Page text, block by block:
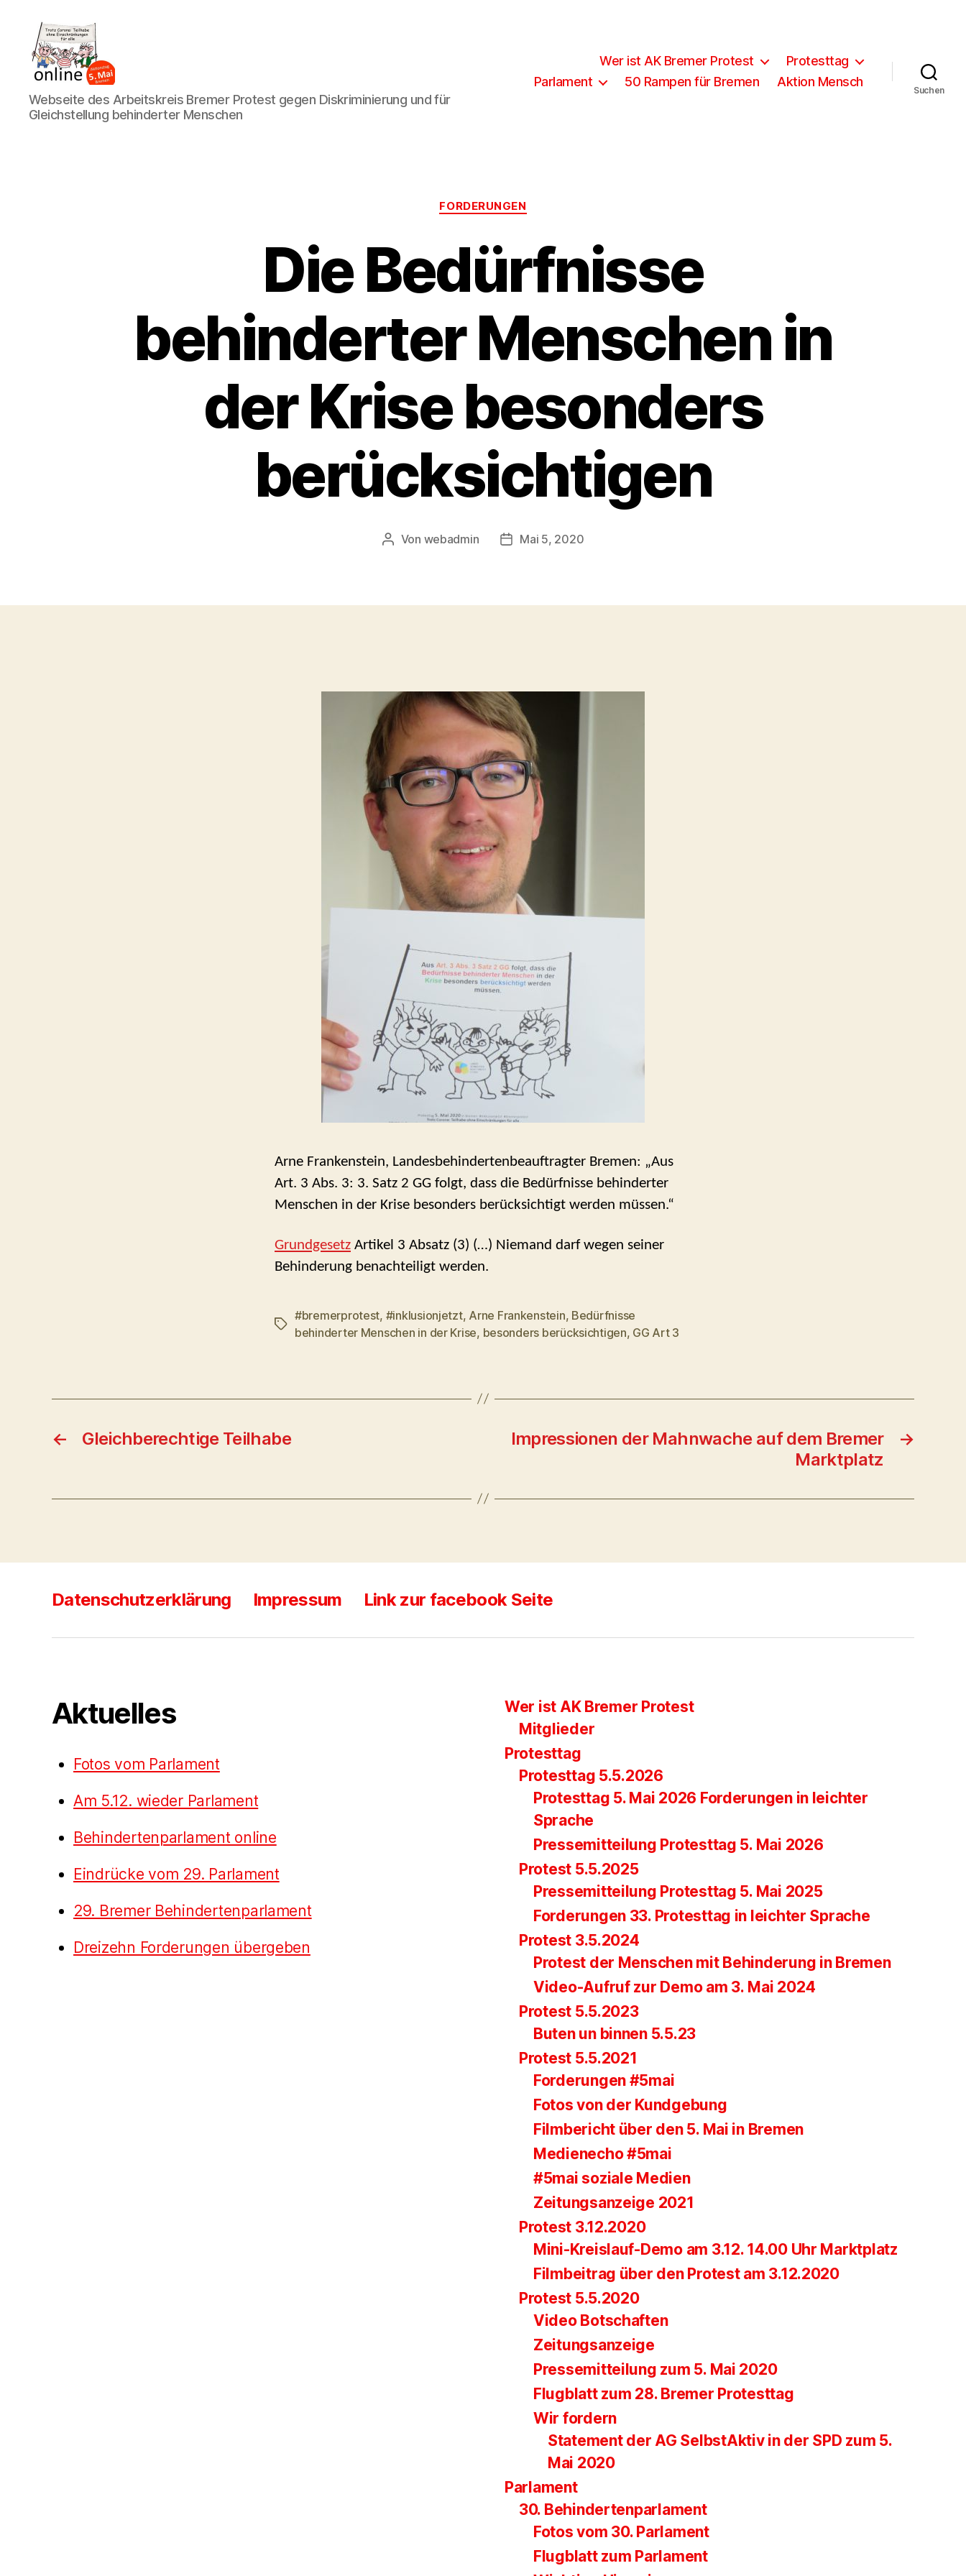
AK
Bremer
Protest
Webseite des Arbeitskreis Bremer Protest gegen Diskriminierung und für
Gleichstellung behinderter Menschen
Wer ist AK Bremer Protest
Protesttag
Parlament
50 Rampen für Bremen Aktion Mensch
Suchen
Kategorien
FORDERUNGEN
Die Bedürfnisse
behinderter Menschen in
der Krise besonders
berücksichtigen
Beitragsautor
Von webadmin Beitragsdatum
Mai 5, 2020
Arne Frankenstein, Landesbehindertenbeauftragter Bremen: „Aus
Art. 3 Abs. 3: 3. Satz 2 GG folgt, dass die Bedürfnisse behinderter
Menschen in der Krise besonders berücksichtigt werden müssen.“
Grundgesetz Artikel 3 Absatz (3) (…) Niemand darf wegen seiner
Behinderung benachteiligt werden.
Schlagwörter
#bremerprotest, #inklusionjetzt, Arne Frankenstein, Bedürfnisse
behinderter Menschen in der Krise, besonders berücksichtigen, GG Art 3
← Gleichberechtige Teilhabe →
Impressionen der Mahnwache auf dem Bremer
Marktplatz
Datenschutzerklärung Impressum Link zur facebook Seite
Aktuelles
Fotos vom Parlament
Am 5.12. wieder Parlament
Behindertenparlament online
Eindrücke vom 29. Parlament
29. Bremer Behindertenparlament
Dreizehn Forderungen übergeben
Wer ist AK Bremer Protest
Mitglieder
Protesttag
Protesttag 5.5.2026
Protesttag 5. Mai 2026 Forderungen in leichter
Sprache
Pressemitteilung Protesttag 5. Mai 2026
Protest 5.5.2025
Pressemitteilung Protesttag 5. Mai 2025
Forderungen 33. Protesttag in leichter Sprache
Protest 3.5.2024
Protest der Menschen mit Behinderung in Bremen
Video-Aufruf zur Demo am 3. Mai 2024
Protest 5.5.2023
Buten un binnen 5.5.23
Protest 5.5.2021
Forderungen #5mai
Fotos von der Kundgebung
Filmbericht über den 5. Mai in Bremen
Medienecho #5mai
#5mai soziale Medien
Zeitungsanzeige 2021
Protest 3.12.2020
Mini-Kreislauf-Demo am 3.12. 14.00 Uhr Marktplatz
Filmbeitrag über den Protest am 3.12.2020
Protest 5.5.2020
Video Botschaften
Zeitungsanzeige
Pressemitteilung zum 5. Mai 2020
Flugblatt zum 28. Bremer Protesttag
Wir fordern
Statement der AG SelbstAktiv in der SPD zum 5.
Mai 2020
Parlament
30. Behindertenparlament
Fotos vom 30. Parlament
Flugblatt zum Parlament